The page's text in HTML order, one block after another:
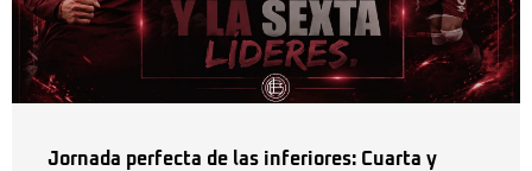
Jornada perfecta de las inferiores: Cuarta y